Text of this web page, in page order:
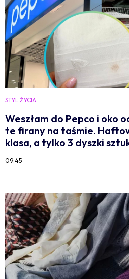
STYL ŻYCIA
Weszłam do Pepco i oko
te firany na taśmie.
klasa, a tylko 3 dyszki
09:45